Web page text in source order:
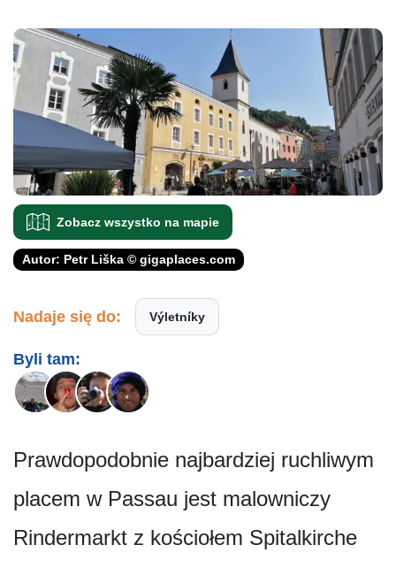
Zobacz wszystko na mapie
Autor: Petr Liška © gigaplaces.com
Nadaje się do: Výletníky
Byli tam:
Prawdopodobnie najbardziej ruchliwym
placem w Passau jest malowniczy
Rindermarkt z kościołem Spitalkirche